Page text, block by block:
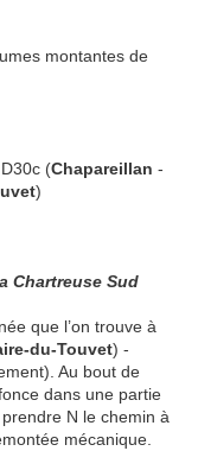
montantes de
(Chapareillan -
)
Chartreuse Sud
que l’on trouve à
du-Touvet) -
Au bout de
dans une partie
N le chemin à
mécanique.